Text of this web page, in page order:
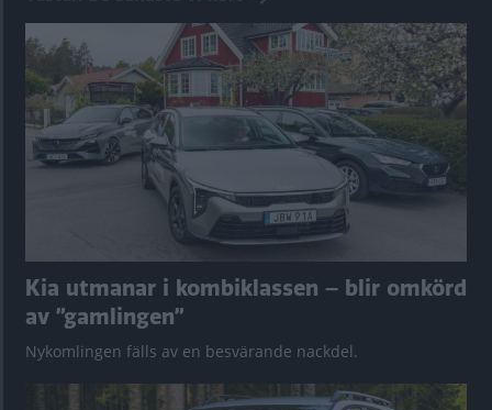
Kia utmanar i kombiklassen – blir omkörd
av ”gamlingen”
Nykomlingen fälls av en besvärande nackdel.